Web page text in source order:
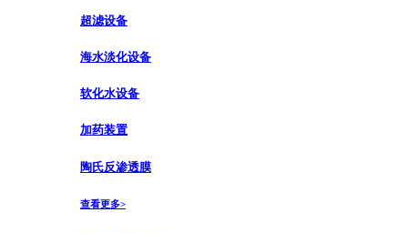
超滤设备
海水淡化设备
软化水设备
加药装置
陶氏反渗透膜
查看更多>